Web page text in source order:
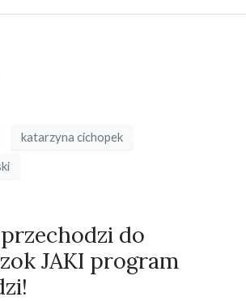
katarzyna cichopek
do
JAKI program